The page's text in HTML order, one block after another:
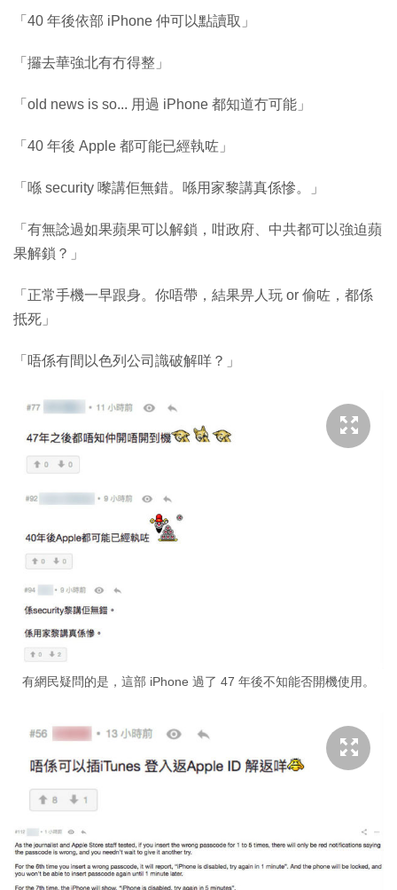
「40 年後依部 iPhone 仲可以點讀取」
「攞去華強北有冇得整」
「old news is so... 用過 iPhone 都知道冇可能」
「40 年後 Apple 都可能已經執咗」
「喺 security 嚟講佢無錯。喺用家黎講真係慘。」
「有無諗過如果蘋果可以解鎖，咁政府、中共都可以強迫蘋
果解鎖？」
「正常手機一早跟身。你唔帶，結果畀人玩 or 偷咗，都係
抵死」
「唔係有間以色列公司識破解咩？」
有網民疑問的是，這部 iPhone 過了 47 年後不知能否開機使用。